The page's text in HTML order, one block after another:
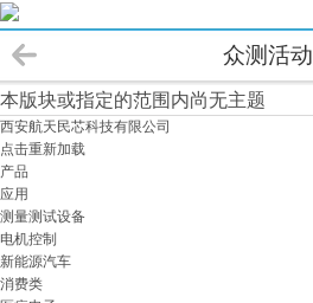
众测活动
本版块或指定的范围内尚无主题
西安航天民芯科技有限公司
点击重新加载
产品
应用
测量测试设备
电机控制
新能源汽车
消费类